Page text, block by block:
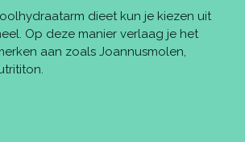
dieet kun je kiezen uit
Op deze manier verlaag je het
aan zoals Joannusmolen,